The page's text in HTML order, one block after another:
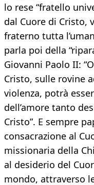
lo rese “fratello
dal Cuore di Cristo,
fraterno tutta
parla poi della
Giovanni Paolo II:
Cristo, sulle rovine
violenza, potrà
dell’amore tanto
Cristo”. E sempre
consacrazione al
missionaria della
al desiderio del
mondo, attraverso